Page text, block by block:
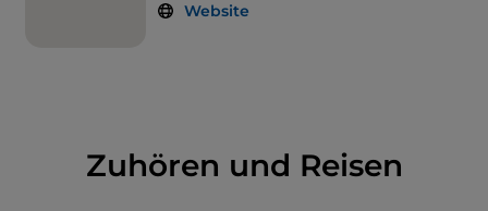
Website
Zuhören und Reisen